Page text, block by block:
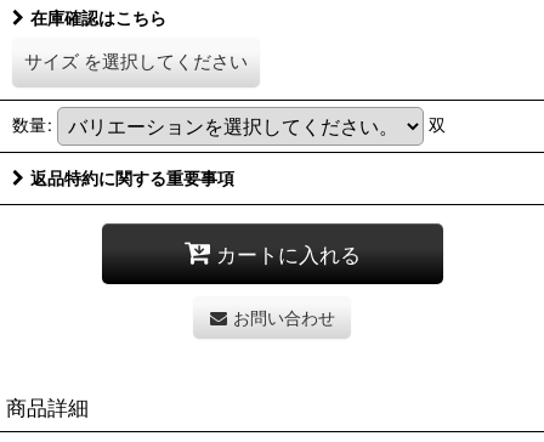
在庫確認はこちら
サイズ を選択してください
数量: 双
返品特約に関する重要事項
カートに入れる
お問い合わせ
商品詳細